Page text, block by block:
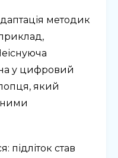
методик
у цифровий
який
підліток став